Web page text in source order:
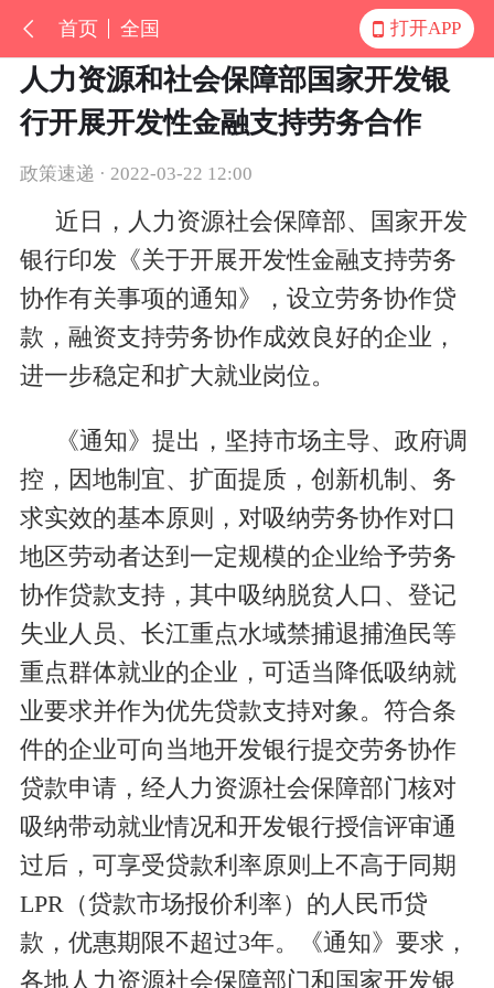
首页 全国 打开APP
人力资源和社会保障部国家开发银
行开展开发性金融支持劳务合作
政策速递 · 2022-03-22 12:00
近日，人力资源社会保障部、国家开发
银行印发《关于开展开发性金融支持劳务
协作有关事项的通知》，设立劳务协作贷
款，融资支持劳务协作成效良好的企业，
进一步稳定和扩大就业岗位。
《通知》提出，坚持市场主导、政府调
控，因地制宜、扩面提质，创新机制、务
求实效的基本原则，对吸纳劳务协作对口
地区劳动者达到一定规模的企业给予劳务
协作贷款支持，其中吸纳脱贫人口、登记
失业人员、长江重点水域禁捕退捕渔民等
重点群体就业的企业，可适当降低吸纳就
业要求并作为优先贷款支持对象。符合条
件的企业可向当地开发银行提交劳务协作
贷款申请，经人力资源社会保障部门核对
吸纳带动就业情况和开发银行授信评审通
过后，可享受贷款利率原则上不高于同期
LPR（贷款市场报价利率）的人民币贷
款，优惠期限不超过3年。《通知》要求，
各地人力资源社会保障部门和国家开发银